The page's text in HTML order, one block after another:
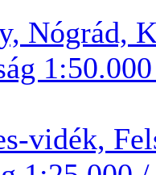
Nógrád,
vidék,